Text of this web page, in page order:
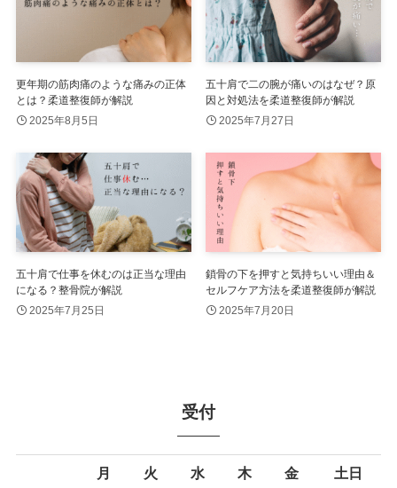
更年期の筋肉痛のような痛みの正体
とは？柔道整復師が解説
2025年8月5日
五十肩で二の腕が痛いのはなぜ？原
因と対処法を柔道整復師が解説
2025年7月27日
五十肩で仕事を休むのは正当な理由
になる？整骨院が解説
2025年7月25日
鎖骨の下を押すと気持ちいい理由＆
セルフケア方法を柔道整復師が解説
2025年7月20日
受付
月 火 水 木 金 土日